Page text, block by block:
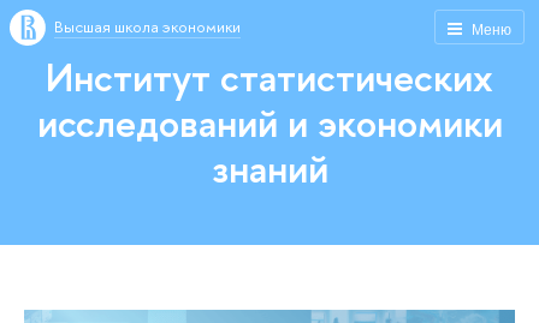
Меню
Высшая школа экономики
Институт статистических
исследований и экономики
знаний